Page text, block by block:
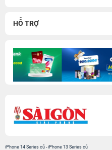
HỖ TRỢ
iPhone 14 Series cũ -iPhone 13 Series cũ